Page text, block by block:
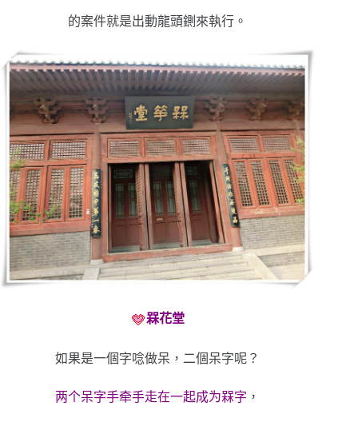
的案件就是出動龍頭鍘來執行。
槑花堂
如果是一個字唸做呆，二個呆字呢？
两个呆字手牵手走在一起成为槑字 ，